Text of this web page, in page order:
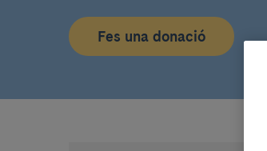
Fes una donació